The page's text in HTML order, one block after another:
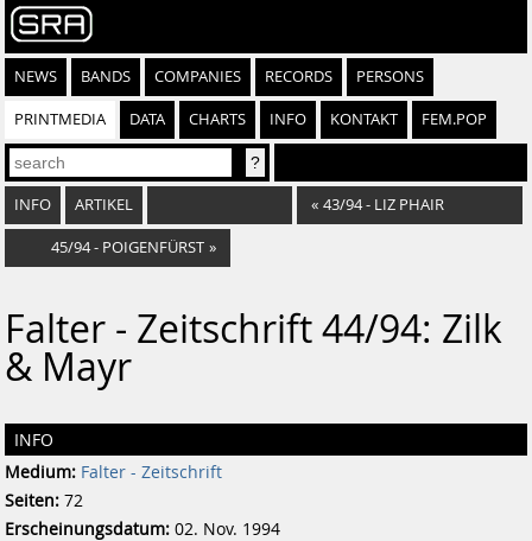
NEWS BANDS COMPANIES RECORDS PERSONS
PRINTMEDIA DATA CHARTS INFO KONTAKT FEM.POP
INFO ARTIKEL « 43/94 - LIZ PHAIR
45/94 - POIGENFÜRST »
Falter - Zeitschrift 44/94: Zilk
& Mayr
INFO
Medium: Falter - Zeitschrift
Seiten: 72
Erscheinungsdatum: 02. Nov. 1994